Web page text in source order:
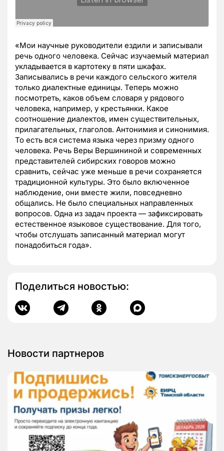
«Мои научные руководители ездили и записывали
речь одного человека. Сейчас изучаемый материал
укладывается в картотеку в пяти шкафах.
Записывались в речи каждого сельского жителя
только диалектные единицы. Теперь можно
посмотреть, каков объем словаря у рядового
человека, например, у крестьянки. Какое
соотношение диалектов, имен существительных,
прилагательных, глаголов. Антонимия и синонимия.
То есть вся система языка через призму одного
человека. Речь Веры Вершининой и современных
представителей сибирских говоров можно
сравнить, сейчас уже меньше в речи сохраняется
традиционной культуры. Это было включенное
наблюдение, они вместе жили, повседневно
общались. Не было специальных направленных
вопросов. Одна из задач проекта — зафиксировать
естественное языковое существование. Для того,
чтобы отслушать записанный материал могут
понадобиться года».
Поделиться новостью:
Новости партнеров